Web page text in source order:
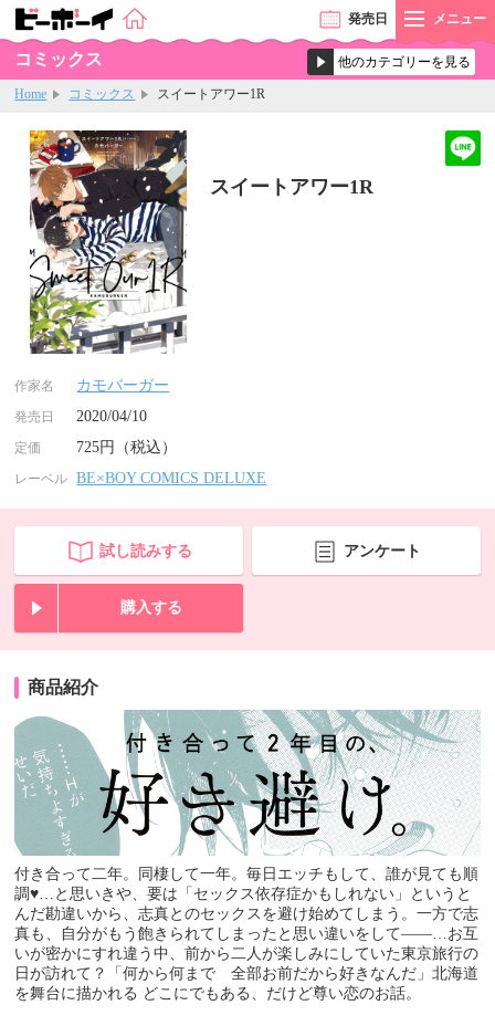
発売日 メニュー
コミックス
Home コミックス スイートアワー1R
スイートアワー1R
作家名 カモバーガー
発売日 2020/04/10
定価 725円（税込）
レーベル BE×BOY COMICS DELUXE
試し読みする アンケート
購入する
商品紹介
付き合って二年。同棲して一年。毎日エッチもして、誰が見ても順
調♥…と思いきや、要は「セックス依存症かもしれない」というと
んだ勘違いから、志真とのセックスを避け始めてしまう。一方で志
真も、自分がもう飽きられてしまったと思い違いをして――…お互
いが密かにすれ違う中、前から二人が楽しみにしていた東京旅行の
日が訪れて？「何から何まで 全部お前だから好きなんだ」北海道
を舞台に描かれる どこにでもある、だけど尊い恋のお話。